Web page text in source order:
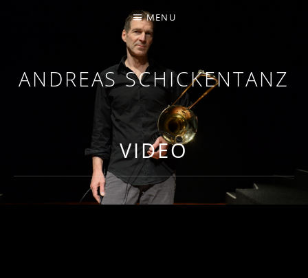
ANDREAS SCHICKENTANZ
TROMBONE, COMPOSITION
MENU
VIDEO